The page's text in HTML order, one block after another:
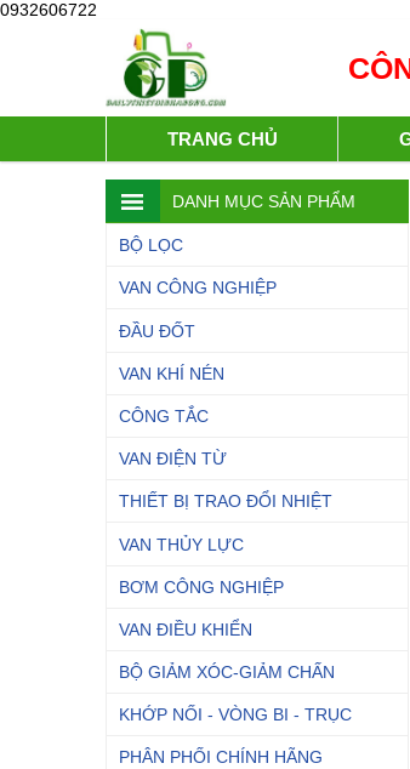
0932606722
TRANG CHỦ
DANH MỤC SẢN PHẨM
BỘ LỌC
VAN CÔNG NGHIỆP
ĐẦU ĐỐT
VAN KHÍ NÉN
CÔNG TẮC
VAN ĐIỆN TỪ
THIẾT BỊ TRAO ĐỔI NHIỆT
VAN THỦY LỰC
BƠM CÔNG NGHIỆP
VAN ĐIỀU KHIỂN
BỘ GIẢM XÓC-GIẢM CHẤN
KHỚP NỐI - VÒNG BI - TRỤC
PHÂN PHỐI CHÍNH HÃNG